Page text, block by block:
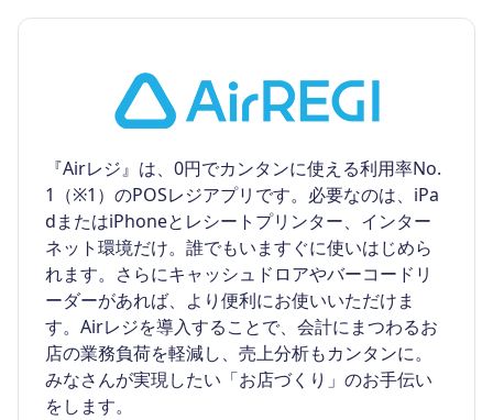
『Airレジ』は、0円でカンタンに使える利用率No.
1（※1）のPOSレジアプリです。必要なのは、iPa
dまたはiPhoneとレシートプリンター、インター
ネット環境だけ。誰でもいますぐに使いはじめら
れます。さらにキャッシュドロアやバーコードリ
ーダーがあれば、より便利にお使いいただけま
す。Airレジを導入することで、会計にまつわるお
店の業務負荷を軽減し、売上分析もカンタンに。
みなさんが実現したい「お店づくり」のお手伝い
をします。